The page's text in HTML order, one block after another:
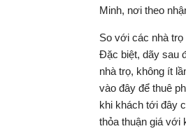
Minh, nơi theo
So với các nhà
Đặc biệt, dãy sau
nhà trọ, không ít
vào đây để thuê
khi khách tới đây
thỏa thuận giá với